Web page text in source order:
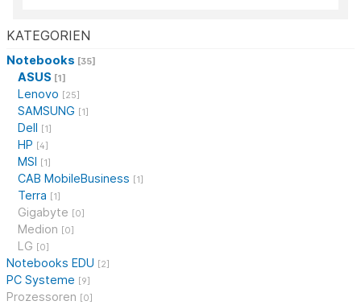
KATEGORIEN
Notebooks [35]
ASUS [1]
Lenovo [25]
SAMSUNG [1]
Dell [1]
HP [4]
MSI [1]
CAB MobileBusiness [1]
Terra [1]
Gigabyte [0]
Medion [0]
LG [0]
Notebooks EDU [2]
PC Systeme [9]
Prozessoren [0]